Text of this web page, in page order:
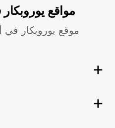
مواقع
موقع يوروبكار في